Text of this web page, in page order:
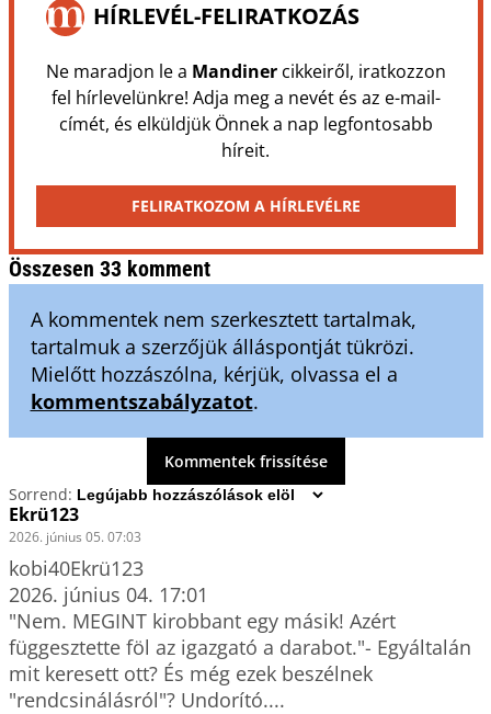
HÍRLEVÉL-FELIRATKOZÁS
Ne maradjon le a Mandinercikkeiről, iratkozzon
fel hírlevelünkre! Adja meg a nevét és az e-mail-
címét, és elküldjük Önnek a nap legfontosabb
híreit.
FELIRATKOZOM A HÍRLEVÉLRE
Összesen 33 komment
A kommentek nem szerkesztett tartalmak,
tartalmuk a szerzőjük álláspontját tükrözi.
Mielőtt hozzászólna, kérjük, olvassa el a
kommentszabályzatot.
Kommentek frissítése
Sorrend:
Ekrü123
2026. június 05. 07:03
kobi40Ekrü123
2026. június 04. 17:01
"Nem. MEGINT kirobbant egy másik! Azért
függesztette föl az igazgató a darabot."- Egyáltalán
mit keresett ott? És még ezek beszélnek
"rendcsinálásról"? Undorító....